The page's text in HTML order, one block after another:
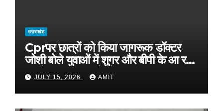
उत्तराखंड
Cprपर छात्रों को किया जागरूक डॉक्टर
जोशी बोले युवाओं में शुगर और बीपी के आ रहे
मामले, फास्ट फूड से रहे दूर
JULY 15, 2026 AMIT